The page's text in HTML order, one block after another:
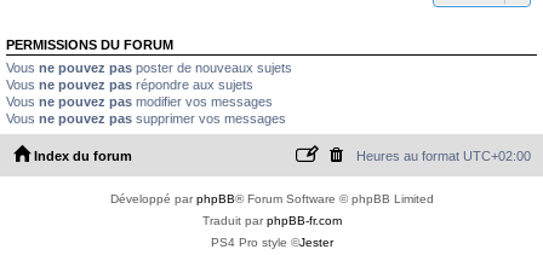
PERMISSIONS DU FORUM
Vous ne pouvez pas poster de nouveaux sujets
Vous ne pouvez pas répondre aux sujets
Vous ne pouvez pas modifier vos messages
Vous ne pouvez pas supprimer vos messages
Index du forum Heures au format UTC+02:00
Développé parphpBB® Forum Software © phpBB Limited
Traduit parphpBB-fr.com
PS4 Pro style ©Jester